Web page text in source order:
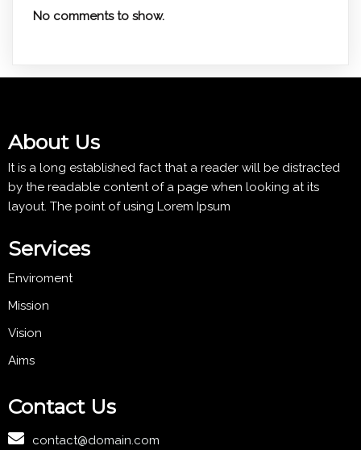
No comments to show.
About Us
It is a long established fact that a reader will be distracted
by the readable content of a page when looking at its
layout. The point of using Lorem Ipsum
Services
Enviroment
Mission
Vision
Aims
Contact Us
contact@domain.com